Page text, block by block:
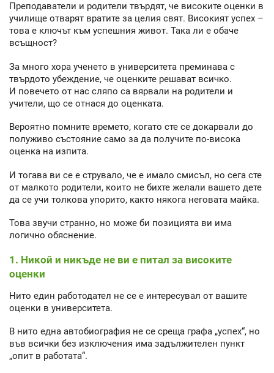
Преподаватели и родители твърдят, че високите оценки в
училище отварят вратите за целия свят. Високият успех –
това е ключът към успешния живот. Така ли е обаче
всъщност?
За много хора ученето в университета преминава с
твърдото убеждение, че оценките решават всичко.
И повечето от нас сляпо са вярвали на родители и
учители, що се отнася до оценката.
Вероятно помните времето, когато сте се докарвали до
полуживо състояние само за да получите по-висока
оценка на изпита.
И тогава ви се е струвало, че е имало смисъл, но сега сте
от малкото родители, които не бихте желали вашето дете
да се учи толкова упорито, както някога неговата майка.
Това звучи странно, но може би позицията ви има
логично обяснение.
1. Никой и никъде не ви е питал за високите
оценки
Нито един работодател не се е интересувал от вашите
оценки в университета.
В нито една автобиография не се среща графа „успех“, но
във всички без изключения има задължителен пункт
„опит в работата“.